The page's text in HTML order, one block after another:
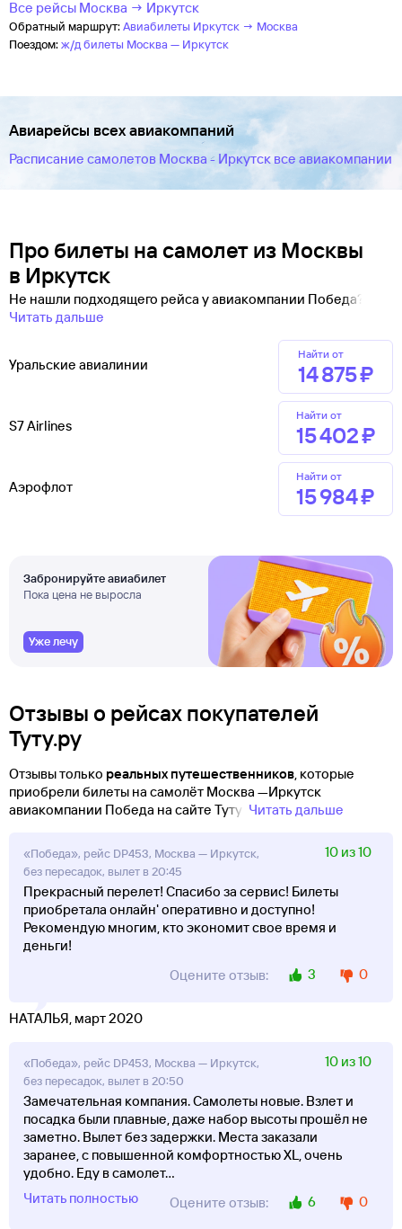
Все рейсы Москва → Иркутск
Обратный маршрут:Авиабилеты Иркутск → Москва
Поездом:ж/д билеты Москва — Иркутск
Авиарейсы всех авиакомпаний
Расписание самолетов Москва - Иркутск все авиакомпании
Про билеты на самолет из Москвы
в Иркутск
Не нашли подходящего рейса у авиакомпании Победа?
Читать дальше
Уральские авиалинии
Найти от
14 ⁠875 ⁠₽
S7 Airlines
Найти от
15 ⁠402 ⁠₽
Аэрофлот
Найти от
15 ⁠984 ⁠₽
Забронируйте авиабилет
Пока цена не выросла
Уже лечу
Отзывы о рейсах покупателей
Туту.ру
Отзывы только реальных путешественников, которые
приобрели билеты на самолёт Москва —Иркутск
авиакомпании Победа на сайте Туту! Читать дальше
«Победа», рейс DP453, Москва — Иркутск,
без пересадок, вылет в 20:45
10 из 10
Прекрасный перелет! Спасибо за сервис! Билеты
приобретала онлайн' оперативно и доступно!
Рекомендую многим, кто экономит свое время и
деньги!
Оцените отзыв:
3 0
НАТАЛЬЯ, март 2020
«Победа», рейс DP453, Москва — Иркутск,
без пересадок, вылет в 20:50
10 из 10
Замечательная компания. Самолеты новые. Взлет и
посадка были плавные, даже набор высоты прошёл не
заметно. Вылет без задержки. Места заказали
заранее, с повышенной комфортностью XL, очень
удобно. Еду в самолет...
Читать полностью
Оцените отзыв: 6 0